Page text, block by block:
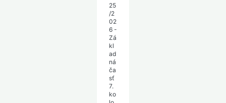
25
/2
02
6 -
Zá
kl
ad
ná
ča
sť
7.
ko